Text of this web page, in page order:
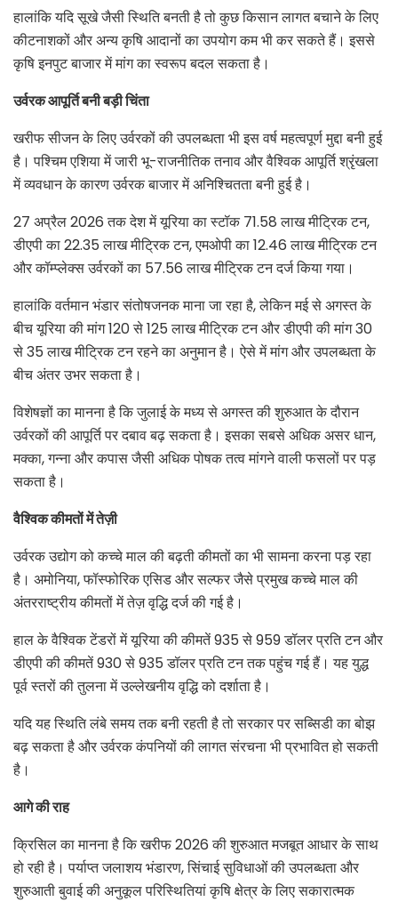
हालांकि यदि सूखे जैसी स्थिति बनती है तो कुछ किसान लागत बचाने के लिए
कीटनाशकों और अन्य कृषि आदानों का उपयोग कम भी कर सकते हैं। इससे
कृषि इनपुट बाजार में मांग का स्वरूप बदल सकता है।
उर्वरक आपूर्ति बनी बड़ी चिंता
खरीफ सीजन के लिए उर्वरकों की उपलब्धता भी इस वर्ष महत्वपूर्ण मुद्दा बनी हुई
है। पश्चिम एशिया में जारी भू-राजनीतिक तनाव और वैश्विक आपूर्ति श्रृंखला
में व्यवधान के कारण उर्वरक बाजार में अनिश्चितता बनी हुई है।
27 अप्रैल 2026 तक देश में यूरिया का स्टॉक 71.58 लाख मीट्रिक टन,
डीएपी का 22.35 लाख मीट्रिक टन, एमओपी का 12.46 लाख मीट्रिक टन
और कॉम्प्लेक्स उर्वरकों का 57.56 लाख मीट्रिक टन दर्ज किया गया।
हालांकि वर्तमान भंडार संतोषजनक माना जा रहा है, लेकिन मई से अगस्त के
बीच यूरिया की मांग 120 से 125 लाख मीट्रिक टन और डीएपी की मांग 30
से 35 लाख मीट्रिक टन रहने का अनुमान है। ऐसे में मांग और उपलब्धता के
बीच अंतर उभर सकता है।
विशेषज्ञों का मानना है कि जुलाई के मध्य से अगस्त की शुरुआत के दौरान
उर्वरकों की आपूर्ति पर दबाव बढ़ सकता है। इसका सबसे अधिक असर धान,
मक्का, गन्ना और कपास जैसी अधिक पोषक तत्व मांगने वाली फसलों पर पड़
सकता है।
वैश्विक कीमतों में तेज़ी
उर्वरक उद्योग को कच्चे माल की बढ़ती कीमतों का भी सामना करना पड़ रहा
है। अमोनिया, फॉस्फोरिक एसिड और सल्फर जैसे प्रमुख कच्चे माल की
अंतरराष्ट्रीय कीमतों में तेज़ वृद्धि दर्ज की गई है।
हाल के वैश्विक टेंडरों में यूरिया की कीमतें 935 से 959 डॉलर प्रति टन और
डीएपी की कीमतें 930 से 935 डॉलर प्रति टन तक पहुंच गई हैं। यह युद्ध
पूर्व स्तरों की तुलना में उल्लेखनीय वृद्धि को दर्शाता है।
यदि यह स्थिति लंबे समय तक बनी रहती है तो सरकार पर सब्सिडी का बोझ
बढ़ सकता है और उर्वरक कंपनियों की लागत संरचना भी प्रभावित हो सकती
है।
आगे की राह
क्रिसिल का मानना है कि खरीफ 2026 की शुरुआत मजबूत आधार के साथ
हो रही है। पर्याप्त जलाशय भंडारण, सिंचाई सुविधाओं की उपलब्धता और
शुरुआती बुवाई की अनुकूल परिस्थितियां कृषि क्षेत्र के लिए सकारात्मक